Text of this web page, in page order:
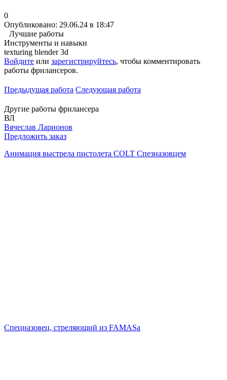
0
Опубликовано: 29.06.24 в 18:47
Лучшие работы
Инструменты и навыки
texturing blender 3d
Войдите или зарегистрируйтесь, чтобы комментировать
работы фрилансеров.
Предыдущая работа Следующая работа
Другие работы фрилансера
ВЛ
Вячеслав Ларионов
Предложить заказ
Анимация выстрела пистолета COLT Спезназовцем
Спецназовец, стреляющий из FAMASа